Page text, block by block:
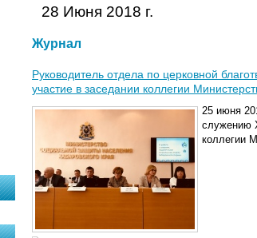
28 Июня 2018 г.
Журнал
Руководитель отдела по церковной
участие в заседании коллегии
25 июня
служению
коллегии